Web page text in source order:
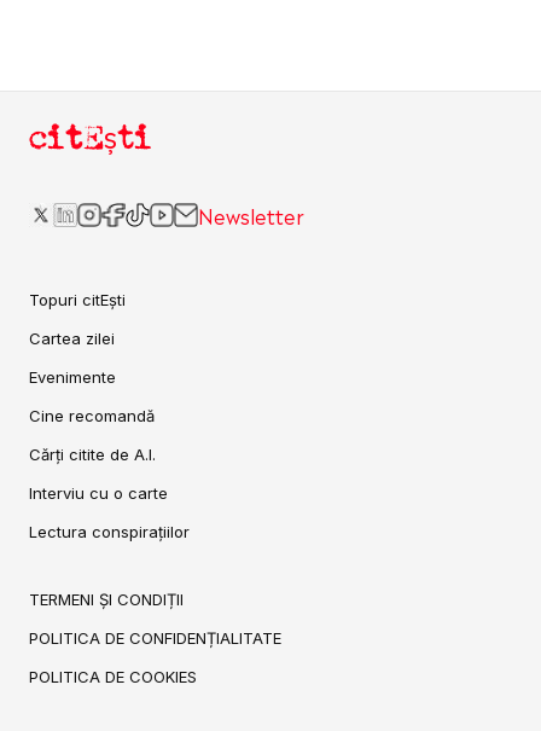
citEști
Newsletter
Topuri citEști
Cartea zilei
Evenimente
Cine recomandă
Cărți citite de A.I.
Interviu cu o carte
Lectura conspirațiilor
TERMENI ȘI CONDIȚII
POLITICA DE CONFIDENȚIALITATE
POLITICA DE COOKIES